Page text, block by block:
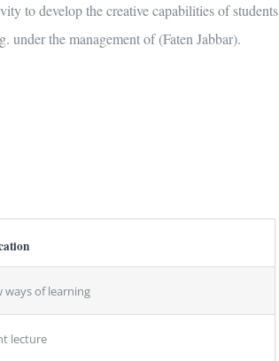
to develop the creative capabilities of students
under the management of (Faten Jabbar).
ways of learning
lecture